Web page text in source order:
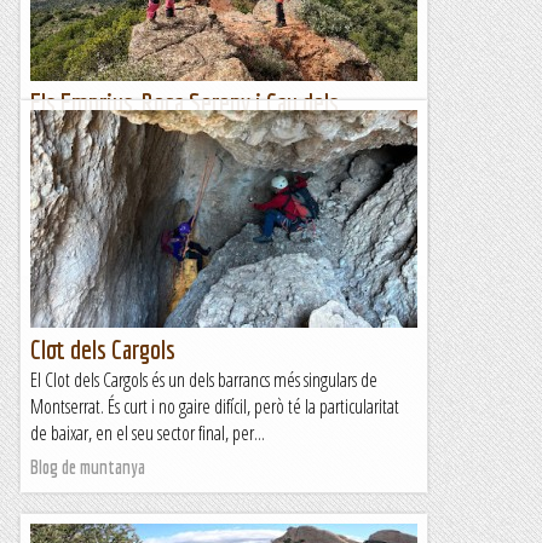
Els Emprius, Roca Sereny i Cau dels
Emboscats
Hem fet un gran recorregut circular per la zona dels Emprius,
a Sant Llorenç de Munt, amb diversos punts d'interès: la
Font del Llor, el Cau dels Emboscats, la Carena...
Blog de muntanya
Clot dels Cargols
El Clot dels Cargols és un dels barrancs més singulars de
Montserrat. És curt i no gaire difícil, però té la particularitat
de baixar, en el seu sector final, per...
Blog de muntanya